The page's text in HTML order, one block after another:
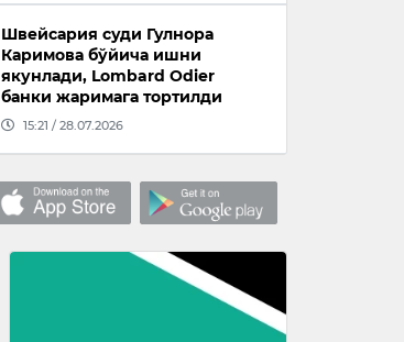
Швейсария суди Гулнора
Каримова бўйича ишни
якунлади, Lombard Odier
банки жаримага тортилди
15:21 / 28.07.2026